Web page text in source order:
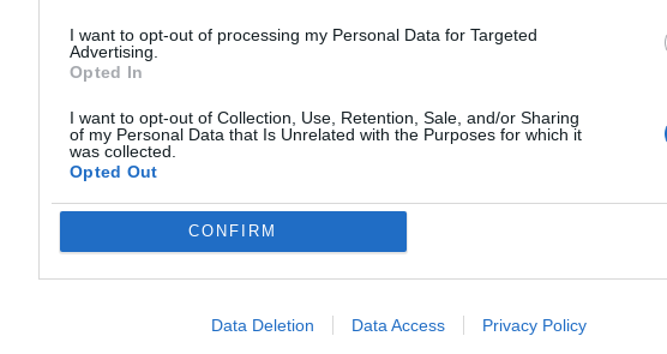
I want to opt-out of processing my Personal Data for Targeted
Advertising.
Opted In
I want to opt-out of Collection, Use, Retention, Sale, and/or Sharing
of my Personal Data that Is Unrelated with the Purposes for which it
was collected.
Opted Out
CONFIRM
Data Deletion Data Access Privacy Policy
- Κα Σταυρούλα
Με το δεξί στο
1000 του
4 Αυγούστου 2026, 23:24
Νέα απόφαση
από τις
με τη Ναϊμέγκεν